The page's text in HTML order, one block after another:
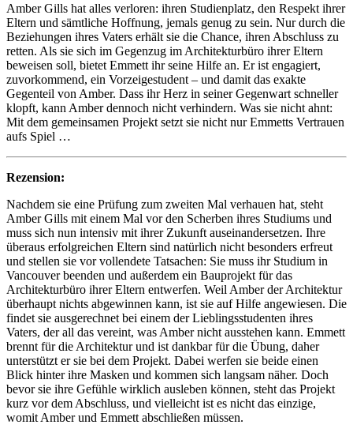
Amber Gills hat alles verloren: ihren Studienplatz, den Respekt ihrer
Eltern und sämtliche Hoffnung, jemals genug zu sein. Nur durch die
Beziehungen ihres Vaters erhält sie die Chance, ihren Abschluss zu
retten. Als sie sich im Gegenzug im Architekturbüro ihrer Eltern
beweisen soll, bietet Emmett ihr seine Hilfe an. Er ist engagiert,
zuvorkommend, ein Vorzeigestudent – und damit das exakte
Gegenteil von Amber. Dass ihr Herz in seiner Gegenwart schneller
klopft, kann Amber dennoch nicht verhindern. Was sie nicht ahnt:
Mit dem gemeinsamen Projekt setzt sie nicht nur Emmetts Vertrauen
aufs Spiel …
Rezension:
Nachdem sie eine Prüfung zum zweiten Mal verhauen hat, steht
Amber Gills mit einem Mal vor den Scherben ihres Studiums und
muss sich nun intensiv mit ihrer Zukunft auseinandersetzen. Ihre
überaus erfolgreichen Eltern sind natürlich nicht besonders erfreut
und stellen sie vor vollendete Tatsachen: Sie muss ihr Studium in
Vancouver beenden und außerdem ein Bauprojekt für das
Architekturbüro ihrer Eltern entwerfen. Weil Amber der Architektur
überhaupt nichts abgewinnen kann, ist sie auf Hilfe angewiesen. Die
findet sie ausgerechnet bei einem der Lieblingsstudenten ihres
Vaters, der all das vereint, was Amber nicht ausstehen kann. Emmett
brennt für die Architektur und ist dankbar für die Übung, daher
unterstützt er sie bei dem Projekt. Dabei werfen sie beide einen
Blick hinter ihre Masken und kommen sich langsam näher. Doch
bevor sie ihre Gefühle wirklich ausleben können, steht das Projekt
kurz vor dem Abschluss, und vielleicht ist es nicht das einzige,
womit Amber und Emmett abschließen müssen.